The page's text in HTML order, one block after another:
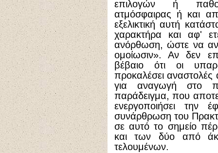
επιλογών ή
ατμόσφαιρας ή και
εξελικτική αυτή
χαρακτήρα και αφ'
ανόρθωση, ώστε να
ομοίωσιν». Αν δεν
βέβαιο ότι οι
προκαλέσει
για αναγωγή στο
παράδειγμα, που
ενεργοποιήσει την
συνάρθρωση του
σε αυτό το σημείο
και των δύο από
τελουμένων.